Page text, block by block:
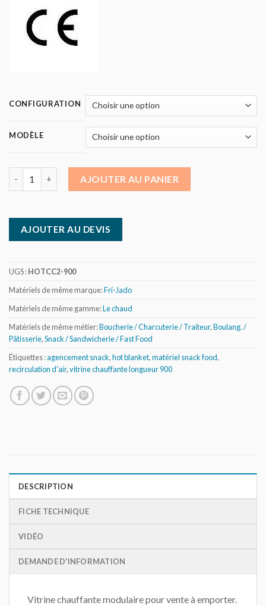
CONFIGURATION
MODÈLE
AJOUTER AU PANIER
AJOUTER AU DEVIS
UGS :HOTCC2-900
Matériels de même marque:Fri-Jado
Matériels de même gamme:Le chaud
Matériels de même métier:Boucherie / Charcuterie / Traiteur,Boulang. /
Pâtisserie,Snack / Sandwicherie / Fast Food
Étiquettes :agencement snack,hot blanket,matériel snack food,
recirculation d'air,vitrine chauffante longueur 900
DESCRIPTION
FICHE TECHNIQUE
VIDÉO
DEMANDE D'INFORMATION
Vitrine chauffante modulaire pour vente à emporter.